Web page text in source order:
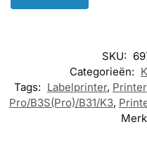
SKU:
Categorieën:
Tags: Labelprinter,
Pro/B3S(Pro)/B31/K3,